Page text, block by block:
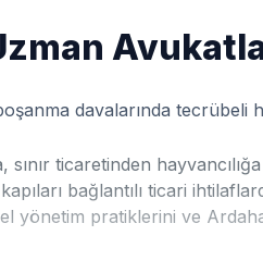
davalarında
sınır ticaretinden
bağlantılı ticari
yönetim pratiklerini ve